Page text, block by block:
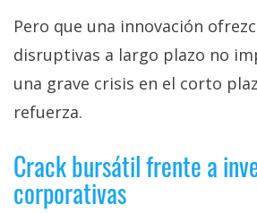
Pero que una innovación
disruptivas a largo plazo no
una grave crisis en el corto
refuerza.
Crack bursátil frente a
corporativas